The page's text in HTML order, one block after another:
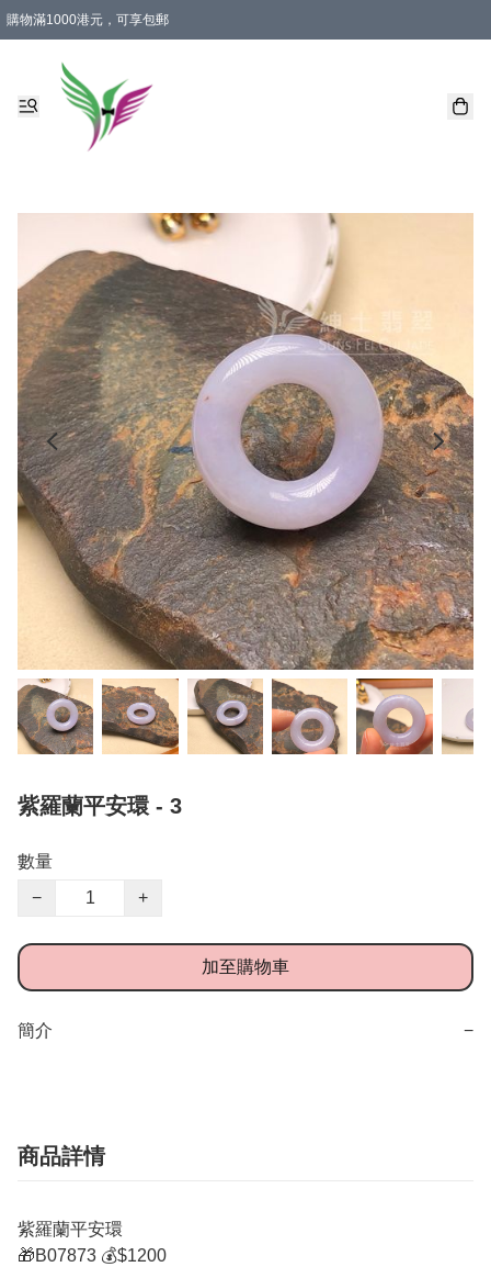
購物滿1000港元，可享包郵
紫羅蘭平安環 - 3
數量
−
+
加至購物車
簡介 −
商品詳情
紫羅蘭平安環
🎁B07873 💰$1200